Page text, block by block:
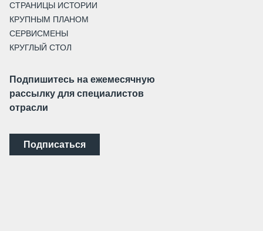
СТРАНИЦЫ ИСТОРИИ
КРУПНЫМ ПЛАНОМ
СЕРВИСМЕНЫ
КРУГЛЫЙ СТОЛ
Подпишитесь на ежемесячную
рассылку для специалистов
отрасли
Подписаться